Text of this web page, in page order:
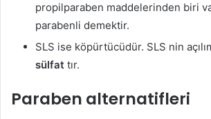
propilparaben maddelerinden biri
parabenli demektir.
SLS ise köpürtücüdür. SLS nin
sülfat tır.
Paraben alternatifleri